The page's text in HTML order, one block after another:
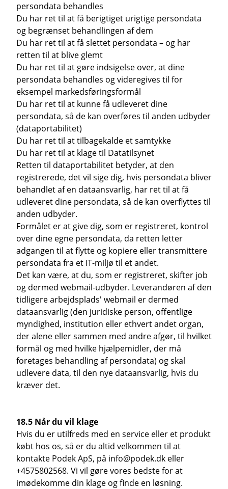
persondata behandles
Du har ret til at få berigtiget urigtige persondata
og begrænset behandlingen af dem
Du har ret til at få slettet persondata – og har
retten til at blive glemt
Du har ret til at gøre indsigelse over, at dine
persondata behandles og videregives til for
eksempel markedsføringsformål
Du har ret til at kunne få udleveret dine
persondata, så de kan overføres til anden udbyder
(dataportabilitet)
Du har ret til at tilbagekalde et samtykke
Du har ret til at klage til Datatilsynet
Retten til dataportabilitet betyder, at den
registrerede, det vil sige dig, hvis persondata bliver
behandlet af en dataansvarlig, har ret til at få
udleveret dine persondata, så de kan overflyttes til
anden udbyder.
Formålet er at give dig, som er registreret, kontrol
over dine egne persondata, da retten letter
adgangen til at flytte og kopiere eller transmittere
persondata fra et IT-miljø til et andet.
Det kan være, at du, som er registreret, skifter job
og dermed webmail-udbyder. Leverandøren af den
tidligere arbejdsplads' webmail er dermed
dataansvarlig (den juridiske person, offentlige
myndighed, institution eller ethvert andet organ,
der alene eller sammen med andre afgør, til hvilket
formål og med hvilke hjælpemidler, der må
foretages behandling af persondata) og skal
udlevere data, til den nye dataansvarlig, hvis du
kræver det.
18.5 Når du vil klage
Hvis du er utilfreds med en service eller et produkt
købt hos os, så er du altid velkommen til at
kontakte Podek ApS, på info@podek.dk eller
+4575802568. Vi vil gøre vores bedste for at
imødekomme din klage og finde en løsning.